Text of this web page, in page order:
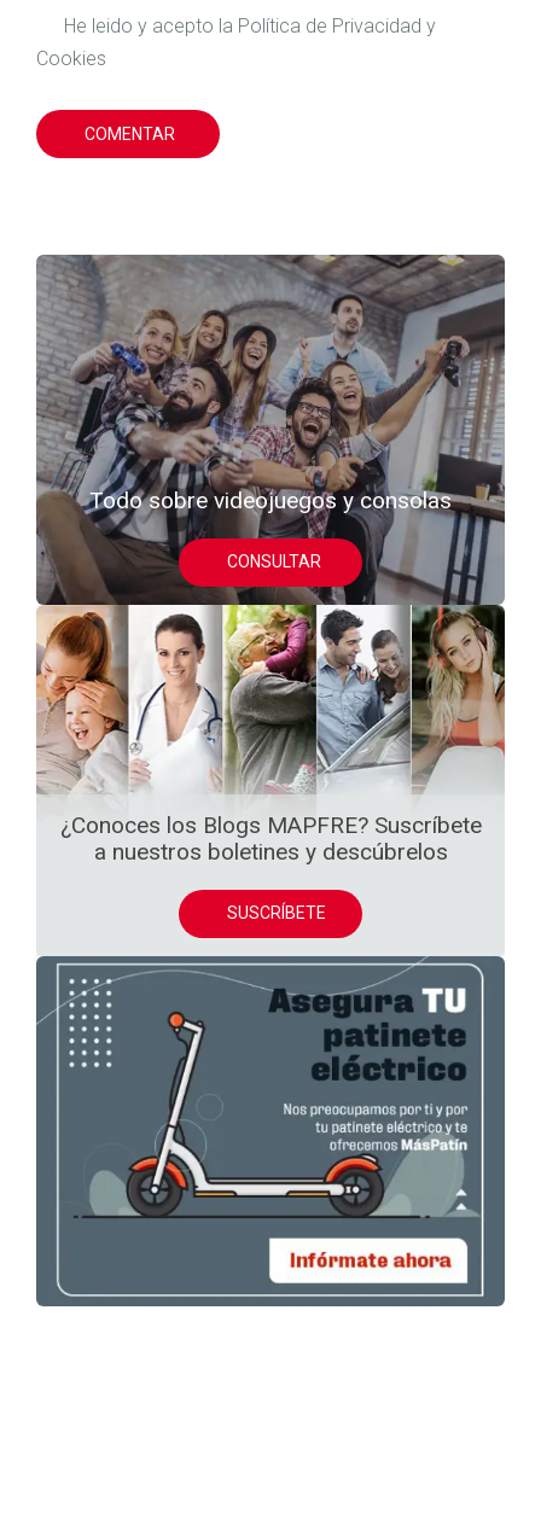
He leido y acepto la Política de Privacidad y
Cookies
COMENTAR
Todo sobre videojuegos y consolas
CONSULTAR
¿Conoces los Blogs MAPFRE? Suscríbete
a nuestros boletines y descúbrelos
SUSCRÍBETE